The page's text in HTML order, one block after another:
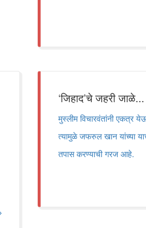
‘जिहाद’चे जहरी जाळे...
मुस्लीम विचारवंतांनी एकत्र
त्यामुळे जफरुल खान यांच्या याच
तपास करण्याची गरज आहे.